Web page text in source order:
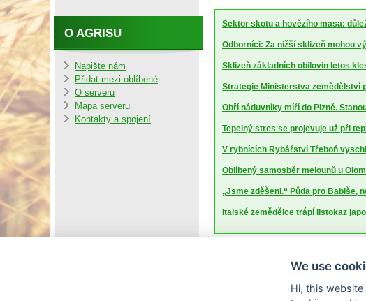
Sektor skotu a hovězího masa:
Odborníci: Za nižší sklizeň mohou
Sklizeň základních obilovin letos
Strategie Ministerstva zemědělství
Obří náduvníky míří do Plzně.
Tepelný stres se projevuje už při
V rybnících Rybářství Třeboň
Oblíbený samosběr melounů u
„Jsme zděšeni.“ Půda pro Babiše,
Italské zemědělce trápí listokaz
O AGRISU
Napište nám
Přidat mezi oblíbené
O serveru
Mapa serveru
Kontakty a spojení
We use
Hi, this